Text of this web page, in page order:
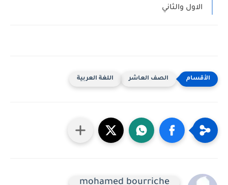
الاول والثاني
الصف العاشر اللغة العربية
mohamed bourriche